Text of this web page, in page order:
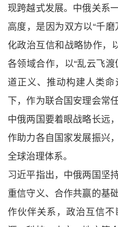
现跨越式发展。中俄关系
高度，是因为双方以“千
化政治互信和战略协作，
各领域合作，以“乱云飞
道正义、推动构建人类
下，作为联合国安理会常
中俄两国要着眼战略长远
作助力各自国家发展振兴
全球治理体系。
习近平指出，中俄两国坚
重信守义、合作共赢的基
作伙伴关系，政治互信